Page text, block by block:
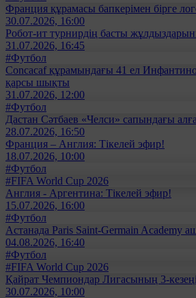
Франция құрамасы бапкерімен бірге
30.07.2026, 16:00
Робот-ит турнирдің басты
31.07.2026, 16:45
#Футбол
Concacaf құрамындағы 41 ел
қарсы шықты
31.07.2026, 12:00
#Футбол
Дастан Сәтбаев «Челси» сапындағы
28.07.2026, 16:50
Франция – Англия: Тікелей эфир!
18.07.2026, 10:00
#Футбол
#FIFA World Cup 2026
Англия - Аргентина: Тікелей эфир!
15.07.2026, 16:00
#Футбол
Астанада Paris Saint-Germain Academy
04.08.2026, 16:40
#Футбол
#FIFA World Cup 2026
Қайрат Чемпиондар Лигасының 3-
30.07.2026, 10:00